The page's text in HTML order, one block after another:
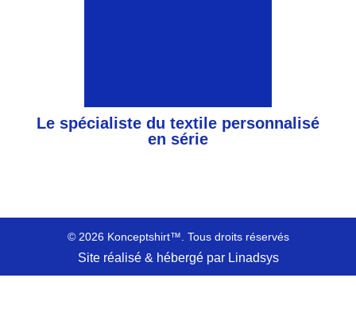
Le spécialiste du textile personnalisé
en série
© 2026 Konceptshirt™. Tous droits réservés
Site réalisé & hébergé par Linadsys